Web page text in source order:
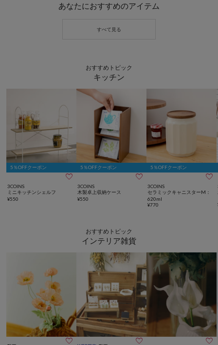
あなたにおすすめのアイテム
おすすめトピック
キッチン
5％OFFクーポン

3COINS
ミニキッチンシェルフ
¥550
5％OFFクーポン

3COINS
木製卓上収納ケース
¥550
5％OFFクーポン

3COINS
セラミックキャニスターM：
620ml
¥770
おすすめトピック
インテリア雑貨
  